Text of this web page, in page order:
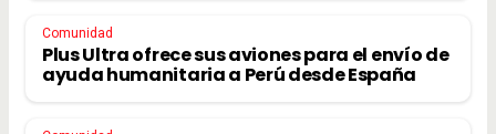
Comunidad
Plus Ultra ofrece sus aviones para el envío de
ayuda humanitaria a Perú desde España